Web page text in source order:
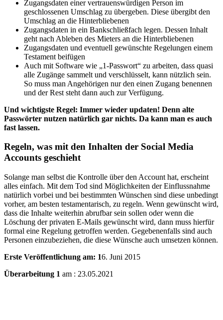
Zugangsdaten einer vertrauenswürdigen Person im
geschlossenen Umschlag zu übergeben. Diese übergibt den
Umschlag an die Hinterbliebenen
Zugangsdaten in ein Bankschließfach legen. Dessen Inhalt
geht nach Ableben des Mieters an die Hinterbliebenen
Zugangsdaten und eventuell gewünschte Regelungen einem
Testament beifügen
Auch mit Software wie „1-Passwort“ zu arbeiten, dass quasi
alle Zugänge sammelt und verschlüsselt, kann nützlich sein.
So muss man Angehörigen nur den einen Zugang benennen
und der Rest steht dann auch zur Verfügung.
Und wichtigste Regel: Immer wieder updaten! Denn alte
Passwörter nutzen natürlich gar nichts. Da kann man es auch
fast lassen.
Regeln, was mit den Inhalten der Social Media
Accounts geschieht
Solange man selbst die Kontrolle über den Account hat, erscheint
alles einfach. Mit dem Tod sind Möglichkeiten der Einflussnahme
natürlich vorbei und bei bestimmten Wünschen sind diese unbedingt
vorher, am besten testamentarisch, zu regeln. Wenn gewünscht wird,
dass die Inhalte weiterhin abrufbar sein sollen oder wenn die
Löschung der privaten E-Mails gewünscht wird, dann muss hierfür
formal eine Regelung getroffen werden. Gegebenenfalls sind auch
Personen einzubeziehen, die diese Wünsche auch umsetzen können.
Erste Veröffentlichung am: 16. Juni 2015
Überarbeitung 1 am : 23.05.2021